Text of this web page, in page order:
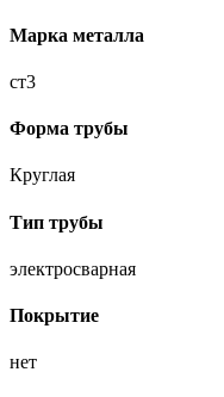
Марка металла
ст3
Форма трубы
Круглая
Тип трубы
электросварная
Покрытие
нет